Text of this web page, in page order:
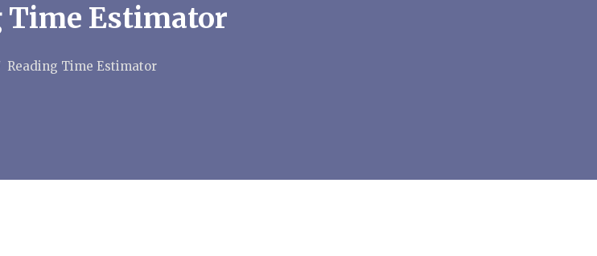
Time Estimator
Reading Time Estimator